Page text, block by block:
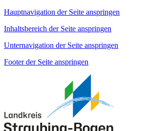
Hauptnavigation der Seite anspringen
Inhaltsbereich der Seite anspringen
Unternavigation der Seite anspringen
Footer der Seite anspringen